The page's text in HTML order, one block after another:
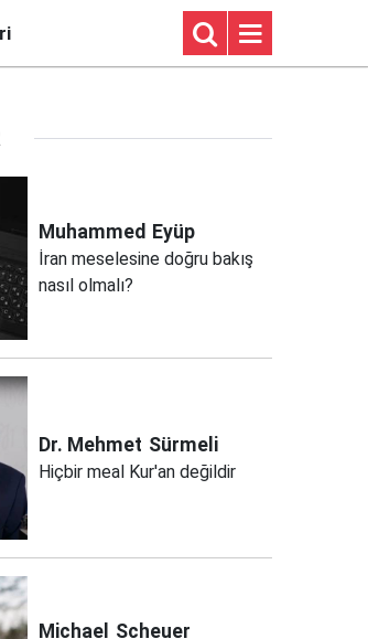
Muhammed Eyüp
İran meselesine doğru bakış
nasıl olmalı?
Dr. Mehmet Sürmeli
Hiçbir meal Kur'an değildir
Michael Scheuer